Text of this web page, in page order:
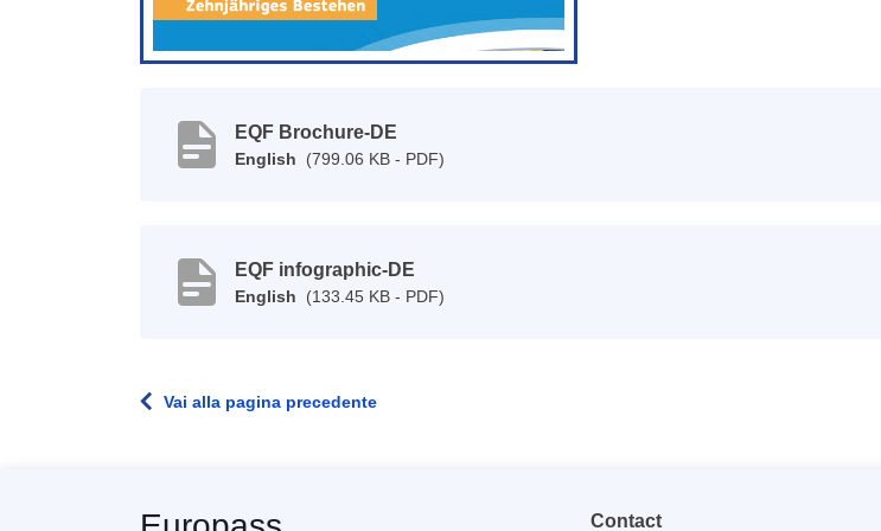
EQF Brochure-DE
English (799.06 KB - PDF)
EQF infographic-DE
English (133.45 KB - PDF)
Vai alla pagina precedente
Contact